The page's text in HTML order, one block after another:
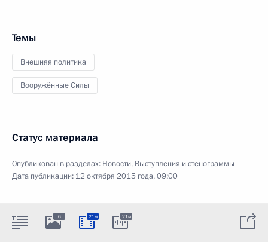
Темы
Внешняя политика
Вооружённые Силы
Статус материала
Опубликован в разделах: Новости, Выступления и стенограммы
Дата публикации: 12 октября 2015 года, 09:00
6 21м 21м